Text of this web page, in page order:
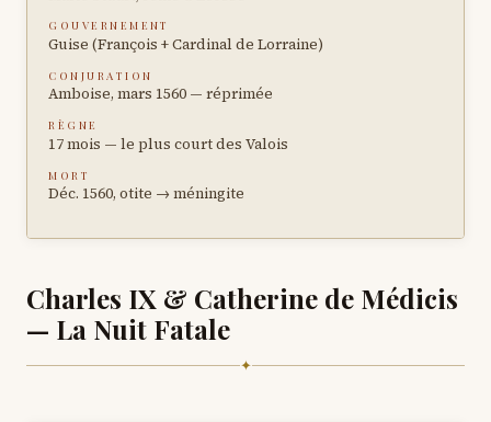
GOUVERNEMENT
Guise (François + Cardinal de Lorraine)
CONJURATION
Amboise, mars 1560 — réprimée
RÈGNE
17 mois — le plus court des Valois
MORT
Déc. 1560, otite → méningite
Charles IX & Catherine de Médicis
— La Nuit Fatale
✦